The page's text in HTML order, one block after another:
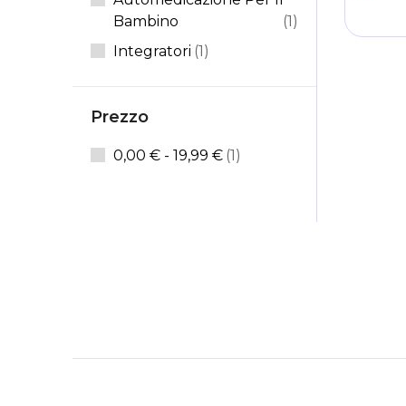
Bambino
1Elemento
Integratori 1Elemento
Prezzo
0,00 € - 19,99 € 1 elemento